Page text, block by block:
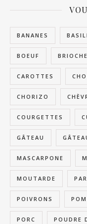
BANANES
BOEUF BRIOCHE
CAROTTES
CHORIZO
COURGETTES
GÂTEAU
MASCARPONE
MOUTARDE
POIVRONS
PORC POUDRE